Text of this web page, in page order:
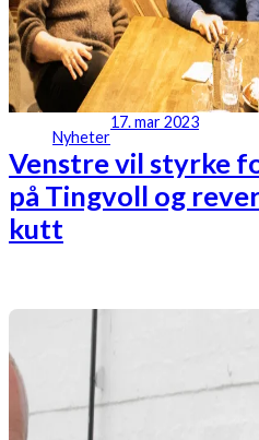
Nyheter
17. mar 2023
Venstre vil styrke
på Tingvoll og
kutt